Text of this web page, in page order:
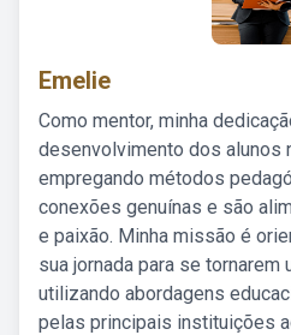
Emelie
Como mentor, minha
desenvolvimento dos alunos
empregando métodos
conexões genuínas e são
e paixão. Minha missão é
sua jornada para se tornarem
utilizando abordagens
pelas principais instituições